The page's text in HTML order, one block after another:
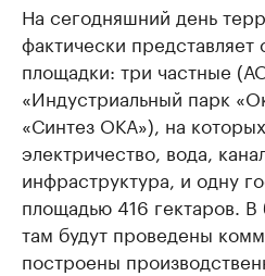
На сегодняшний день
фактически
площадки: три частные
«Индустриальный парк
«Синтез ОКА»), на
электричество, вода,
инфраструктура, и одну
площадью 416 гектаров.
там будут проведены
построены